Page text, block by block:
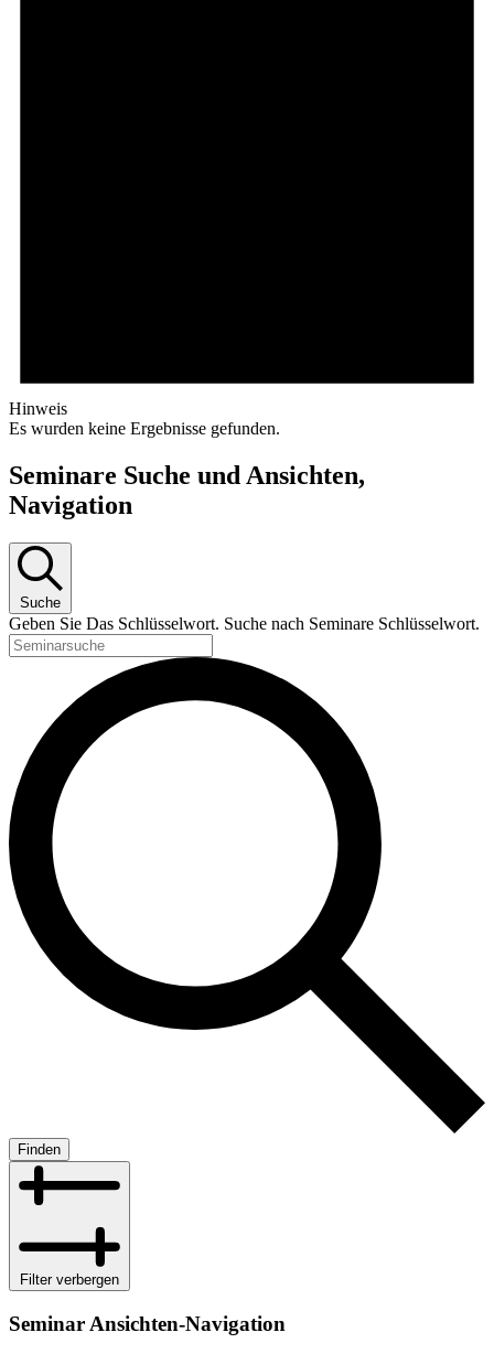
Hinweis
Es wurden keine Ergebnisse gefunden.
Seminare Suche und Ansichten,
Navigation
Suche
Geben Sie Das Schlüsselwort. Suche nach Seminare Schlüsselwort.
Finden
Filter verbergen
Seminar Ansichten-Navigation